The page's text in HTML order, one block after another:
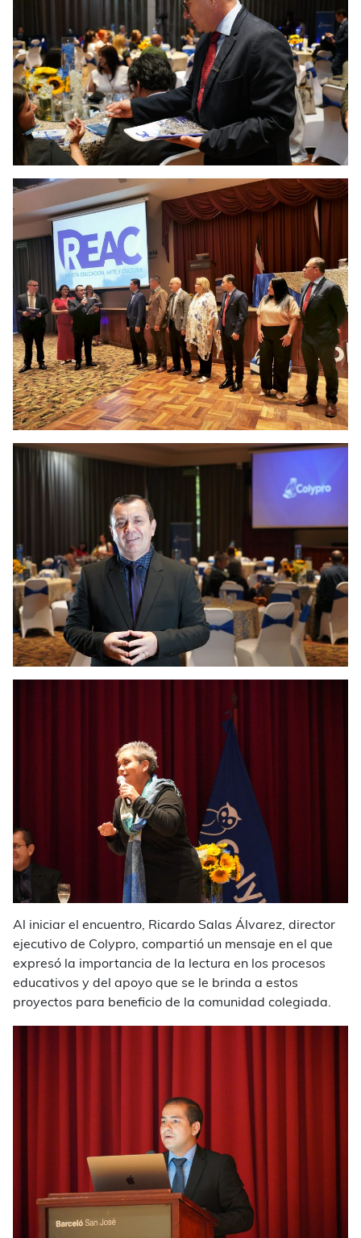
Al iniciar el encuentro, Ricardo Salas Álvarez, director
ejecutivo de Colypro, compartió un mensaje en el que
expresó la importancia de la lectura en los procesos
educativos y del apoyo que se le brinda a estos
proyectos para beneficio de la comunidad colegiada.